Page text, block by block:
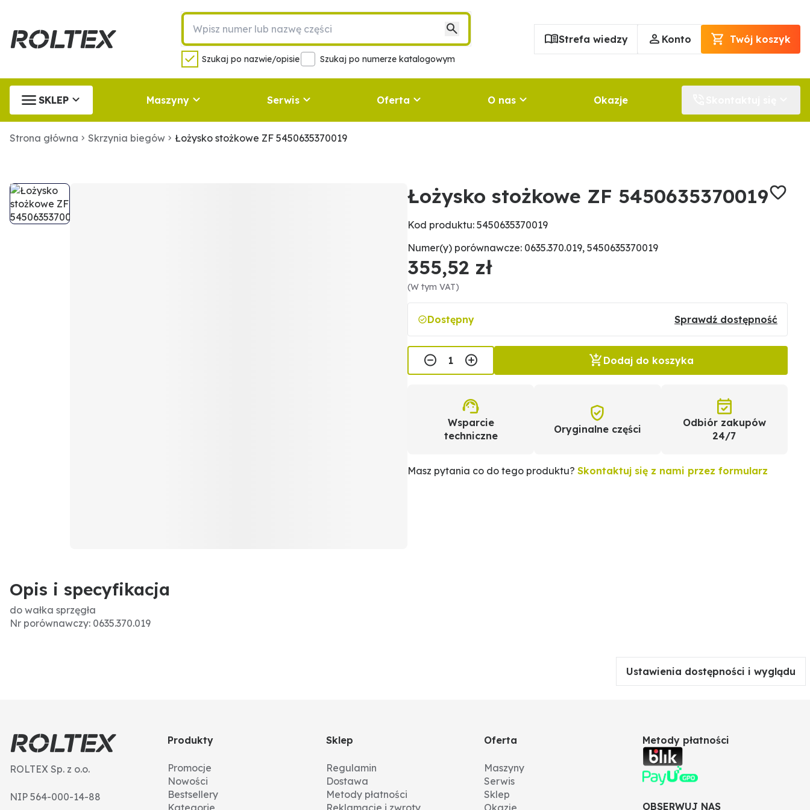
Szukaj po nazwie/opisie Szukaj po numerze katalogowym
Strefa wiedzy Konto Twój koszyk
SKLEP Maszyny Serwis Oferta O nas Okazje
Strona główna Skrzynia biegów Łożysko stożkowe ZF 5450635370019
Łożysko stożkowe ZF 5450635370019
Kod produktu: 5450635370019
Numer(y) porównawcze: 0635.370.019, 5450635370019
355,52 zł
(W tym VAT)
Dostępny Sprawdź dostępność
Dodaj do koszyka
Wsparcie
techniczne
Oryginalne części
Odbiór zakupów
24/7
Masz pytania co do tego produktu? Skontaktuj się z nami przez formularz
Opis i specyfikacja
do wałka sprzęgła
Nr porównawczy: 0635.370.019
Ustawienia dostępności i wyglądu
ROLTEX Sp. z o.o.
NIP 564-000-14-88
Produkty
Promocje
Nowości
Bestsellery
Kategorie
Sklep
Regulamin
Dostawa
Metody płatności
Reklamacje i zwroty
Oferta
Maszyny
Serwis
Sklep
Okazje
Metody płatności
OBSERWUJ NAS